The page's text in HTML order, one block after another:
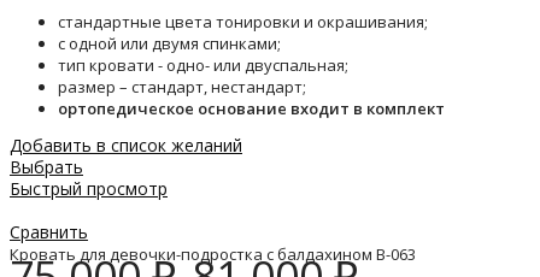
стандартные цвета тонировки и окрашивания;
с одной или двумя спинками;
тип кровати - одно- или двуспальная;
размер – стандарт, нестандарт;
ортопедическое основание входит в комплект
Добавить в список желаний
Выбрать
Быстрый просмотр
Сравнить
Кровать для девочки-подростка с балдахином B-063